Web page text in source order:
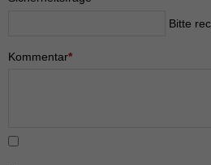
Bitte
Pflichtfeld
Kommentar*